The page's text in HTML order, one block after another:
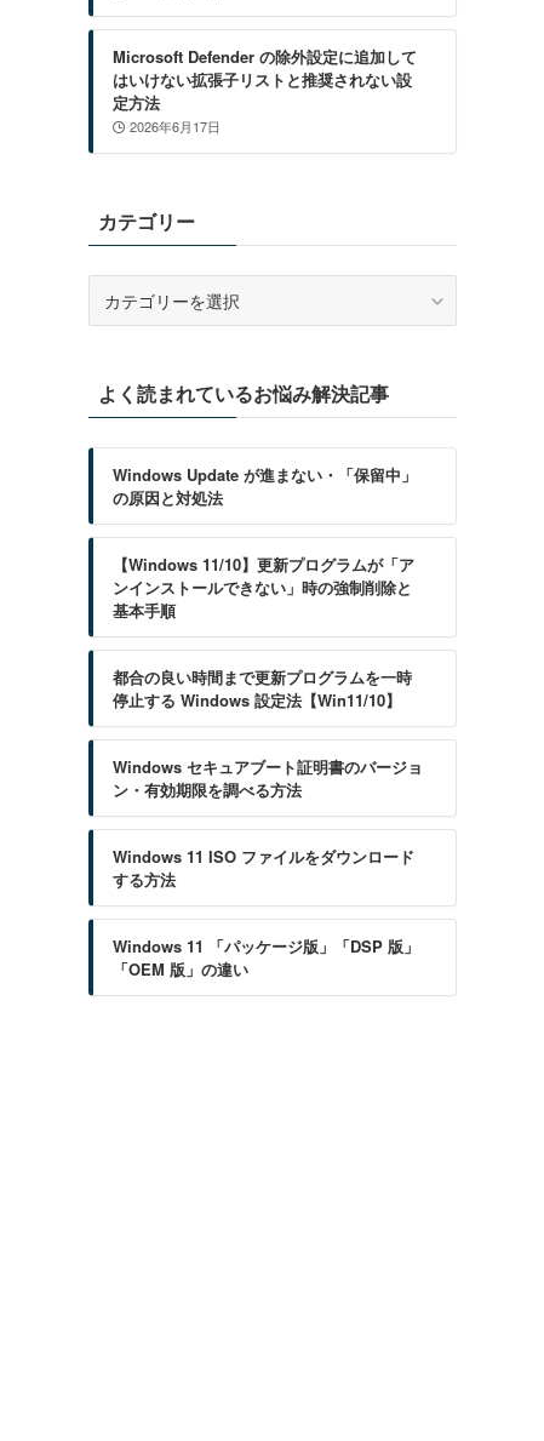
Microsoft Defender の除外設定に追加して
はいけない拡張子リストと推奨されない設
定方法
2026年6月17日
カテゴリー
ーよく読まれているお悩み解決記事
Windows Update が進まない・「保留中」
の原因と対処法
【Windows 11/10】更新プログラムが「ア
ンインストールできない」時の強制削除と
基本手順
都合の良い時間まで更新プログラムを一時
停止する Windows 設定法【Win11/10】
Windows セキュアブート証明書のバージョ
ン・有効期限を調べる方法
Windows 11 ISO ファイルをダウンロード
する方法
Windows 11 「パッケージ版」「DSP 版」
「OEM 版」の違い